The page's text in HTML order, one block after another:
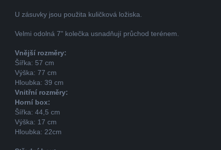
U zásuvky jsou použita kuličková ložiska.
Velmi odolná 7" kolečka usnadňují průchod terénem.
Vnější rozměry:
Šířka: 57 cm
Výška: 77 cm
Hloubka: 39 cm
Vnitřní rozměry:
Horní box:
Šířka: 44,5 cm
Výška: 17 cm
Hloubka: 22cm